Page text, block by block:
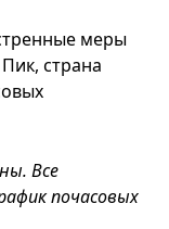
меры
страна
Все
почасовых